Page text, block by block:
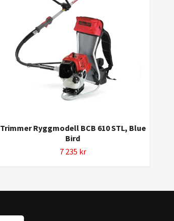
Trimmer Ryggmodell BCB 610 STL, Blue
Bird
7 235 kr